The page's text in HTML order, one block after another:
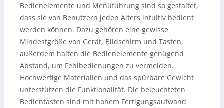
Bedienelemente und Menüführung sind so gestaltet,
dass sie von Benutzern jeden Alters intuitiv bedient
werden können. Dazu gehören eine gewisse
Mindestgröße von Gerät, Bildschirm und Tasten,
außerdem halten die Bedienelemente genügend
Abstand, um Fehlbedienungen zu vermeiden.
Hochwertige Materialien und das spürbare Gewicht
unterstützen die Funktionalität. Die beleuchteten
Bedientasten sind mit hohem Fertigungsaufwand